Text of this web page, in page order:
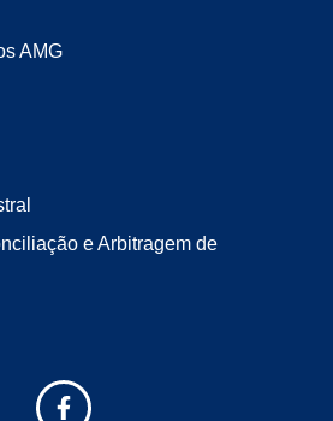
AMG
e Arbitragem de